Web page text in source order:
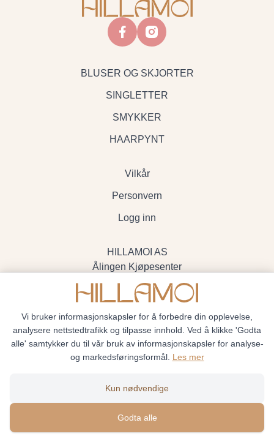
facebookinstagram
BLUSER OG SKJORTER
SINGLETTER
SMYKKER
HAARPYNT
Vilkår
Personvern
Logg inn
HILLAMOI AS
Ålingen Kjøpesenter
Myrenvegen 19, 3570 Ål
- Org.nr. 928705234
Siden driftes avShoplabs
Vi bruker informasjonskapsler for å forbedre din opplevelse,
analysere nettstedtrafikk og tilpasse innhold. Ved å klikke 'Godta
alle' samtykker du til vår bruk av informasjonskapsler for analyse-
og markedsføringsformål. Les mer
Kun nødvendige
Godta alle